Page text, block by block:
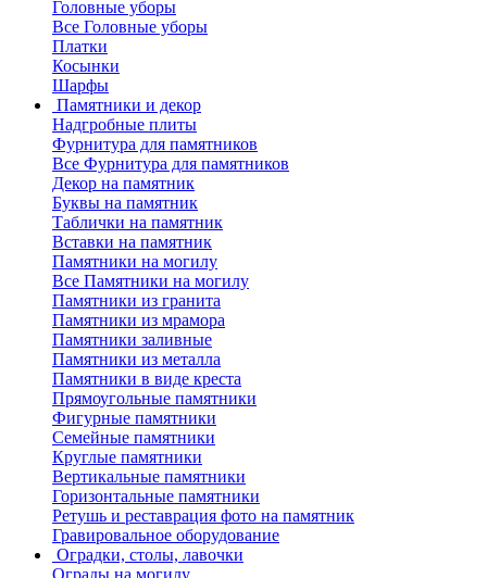
Головные уборы
Все Головные уборы
Платки
Косынки
Шарфы
Памятники и декор
Надгробные плиты
Фурнитура для памятников
Все Фурнитура для памятников
Декор на памятник
Буквы на памятник
Таблички на памятник
Вставки на памятник
Памятники на могилу
Все Памятники на могилу
Памятники из гранита
Памятники из мрамора
Памятники заливные
Памятники из металла
Памятники в виде креста
Прямоугольные памятники
Фигурные памятники
Семейные памятники
Круглые памятники
Вертикальные памятники
Горизонтальные памятники
Ретушь и реставрация фото на памятник
Гравировальное оборудование
Оградки, столы, лавочки
Ограды на могилу